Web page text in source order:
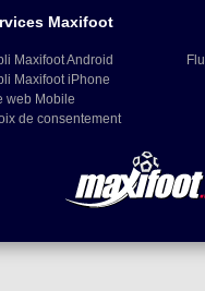
Maxifoot
Maxifoot Android
Maxifoot iPhone
web Mobile
de consentement